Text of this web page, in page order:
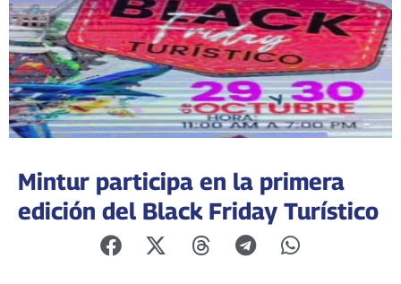
Mintur participa en la primera
edición del Black Friday Turístico